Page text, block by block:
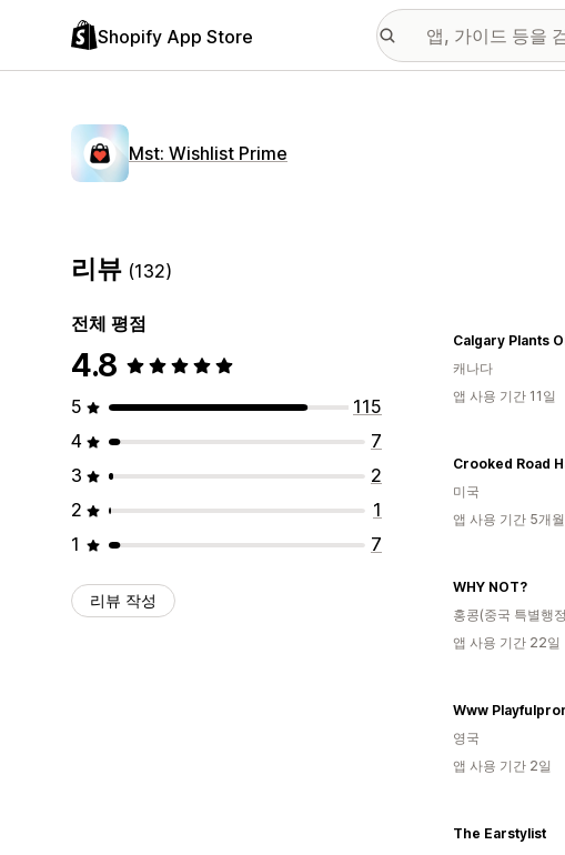
Shopify App Store
Mst: Wishlist Prime
리뷰 (132)
전체 평점
4.8
5
115
4
7
3
2
2
1
1
7
리뷰 작성
캐나다
앱 사용 기간 11일
미국
앱 사용 기간 5개월
WHY NOT?
홍콩(중국 특별행
앱 사용 기간 22일
영국
앱 사용 기간 2일
The Earstylist